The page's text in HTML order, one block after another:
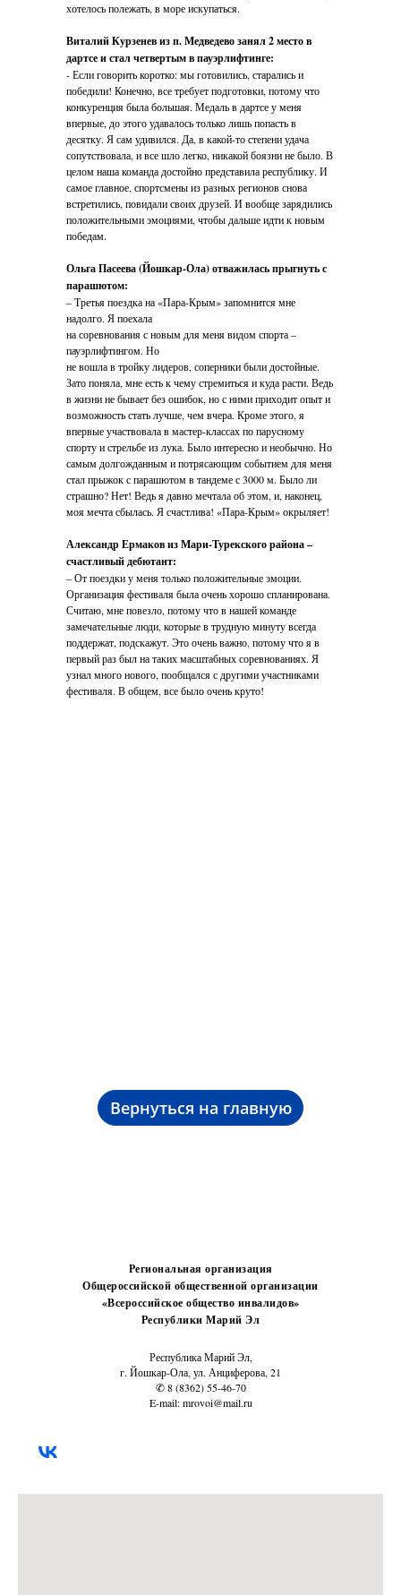
хотелось полежать, в море искупаться.
Виталий Курзенев из п. Медведево занял 2 место в
дартсе и стал четвертым в пауэрлифтинге:
- Если говорить коротко: мы готовились, старались и
победили! Конечно, все требует подготовки, потому что
конкуренция была большая. Медаль в дартсе у меня
впервые, до этого удавалось только лишь попасть в
десятку. Я сам удивился. Да, в какой-то степени удача
сопутствовала, и все шло легко, никакой боязни не было. В
целом наша команда достойно представила республику. И
самое главное, спортсмены из разных регионов снова
встретились, повидали своих друзей. И вообще зарядились
положительными эмоциями, чтобы дальше идти к новым
победам.
Ольга Пасеева (Йошкар-Ола) отважилась прыгнуть с
парашютом:
– Третья поездка на «Пара-Крым» запомнится мне
надолго. Я поехала
на соревнования с новым для меня видом спорта –
пауэрлифтингом. Но
не вошла в тройку лидеров, соперники были достойные.
Зато поняла, мне есть к чему стремиться и куда расти. Ведь
в жизни не бывает без ошибок, но с ними приходит опыт и
возможность стать лучше, чем вчера. Кроме этого, я
впервые участвовала в мастер-классах по парусному
спорту и стрельбе из лука. Было интересно и необычно. Но
самым долгожданным и потрясающим событием для меня
стал прыжок с парашютом в тандеме с 3000 м. Было ли
страшно? Нет! Ведь я давно мечтала об этом, и, наконец,
моя мечта сбылась. Я счастлива! «Пара-Крым» окрыляет!
Александр Ермаков из Мари-Турекского района –
счастливый дебютант:
– От поездки у меня только положительные эмоции.
Организация фестиваля была очень хорошо спланирована.
Считаю, мне повезло, потому что в нашей команде
замечательные люди, которые в трудную минуту всегда
поддержат, подскажут. Это очень важно, потому что я в
первый раз был на таких масштабных соревнованиях. Я
узнал много нового, пообщался с другими участниками
фестиваля. В общем, все было очень круто!
Вернуться на главную
Региональная организация
Общероссийской общественной организации
«Всероссийское общество инвалидов»
Республики Марий Эл
Республика Марий Эл,
г. Йошкар-Ола, ул. Анциферова, 21
✆ 8 (8362) 55-46-70
E-mail: mrovoi@mail.ru